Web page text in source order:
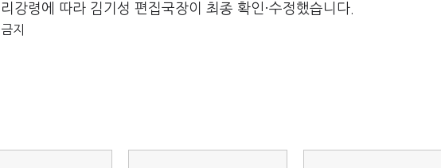
강령에 따라 김기성 편집국장이 최종 확인·수정했습니다.
지